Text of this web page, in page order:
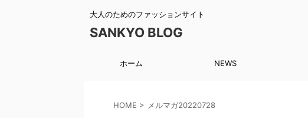
大人のためのファッションサイト
SANKYO BLOG
ホーム NEWS
HOME > メルマガ20220728